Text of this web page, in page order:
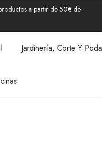
a partir de 50€ de
Jardinería, Corte Y Poda